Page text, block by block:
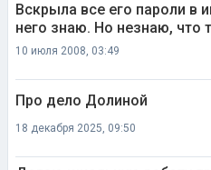
Вскрыла все его пароли в
него знаю. Но незнаю, что
10 июля 2008, 03:49
Про дело Долиной
18 декабря 2025, 09:50